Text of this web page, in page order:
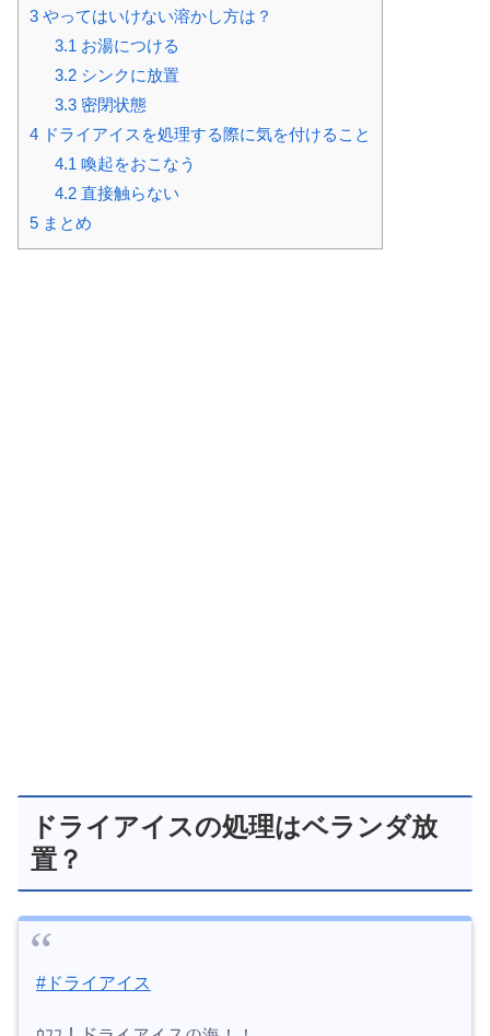
3 やってはいけない溶かし方は？
3.1 お湯につける
3.2シンクに放置
3.3密閉状態
4 ドライアイスを処理する際に気を付けること
4.1 喚起をおこなう
4.2直接触らない
5 まとめ
ドライアイスの処理はベランダ放
置？
#ドライアイス